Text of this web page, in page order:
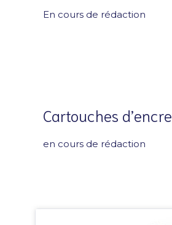
En cours de rédaction
Cartouches d’encre
en cours de rédaction